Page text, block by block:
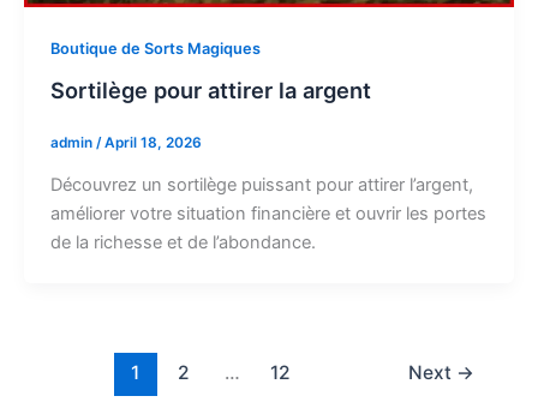
Boutique de Sorts Magiques
Sortilège pour attirer la argent
admin /April 18, 2026
Découvrez un sortilège puissant pour attirer l’argent,
améliorer votre situation financière et ouvrir les portes
de la richesse et de l’abondance.
1 2 … 12 Next →